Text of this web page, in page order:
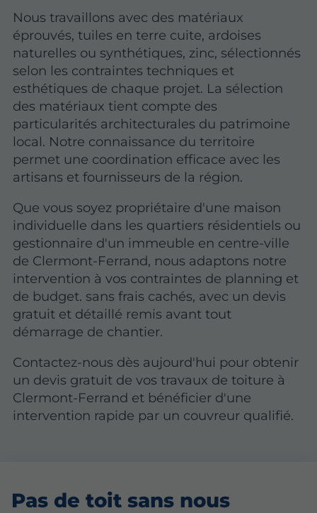
Nous travaillons avec des matériaux
éprouvés, tuiles en terre cuite, ardoises
naturelles ou synthétiques, zinc, sélectionnés
selon les contraintes techniques et
esthétiques de chaque projet. La sélection
des matériaux tient compte des
particularités architecturales du patrimoine
local. Notre connaissance du territoire
permet une coordination efficace avec les
artisans et fournisseurs de la région.
Que vous soyez propriétaire d'une maison
individuelle dans les quartiers résidentiels ou
gestionnaire d'un immeuble en centre-ville
de Clermont-Ferrand, nous adaptons notre
intervention à vos contraintes de planning et
de budget. sans frais cachés, avec un devis
gratuit et détaillé remis avant tout
démarrage de chantier.
Contactez-nous dès aujourd'hui pour obtenir
un devis gratuit de vos travaux de toiture à
Clermont-Ferrand et bénéficier d'une
intervention rapide par un couvreur qualifié.
Pas de toit sans nous